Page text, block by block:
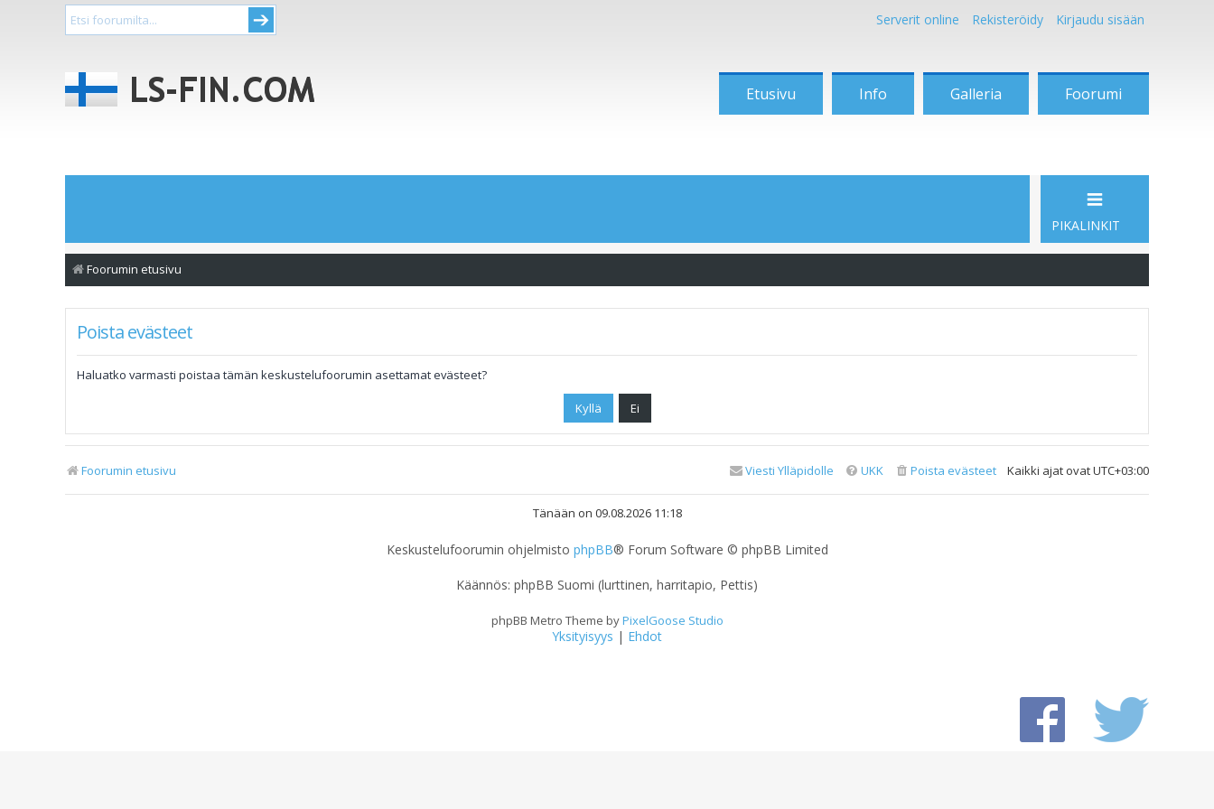
Serverit online Rekisteröidy Kirjaudu sisään
Etusivu Info Galleria Foorumi
PIKALINKIT
Foorumin etusivu
Poista evästeet
Haluatko varmasti poistaa tämän keskustelufoorumin asettamat evästeet?
Foorumin etusivu Kaikki ajat ovatUTC+03:00
Poista evästeet
UKK
Viesti Ylläpidolle
Tänään on 09.08.2026 11:18
Keskustelufoorumin ohjelmisto phpBB® Forum Software © phpBB Limited
Käännös: phpBB Suomi (lurttinen, harritapio, Pettis)
phpBB Metro Theme byPixelGoose Studio
Yksityisyys | Ehdot